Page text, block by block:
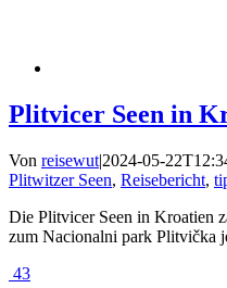
Plitvicer Seen in
Von reisewut|2024-05-
Plitwitzer Seen, Reisebericht,
Die Plitvicer Seen in Kroatien
zum Nacionalni park Plitvička
43